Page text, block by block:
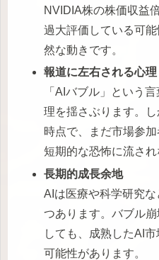
NVIDIA株の株価収益
過大評価している可
然な動きです。
報道に左右される心理
「AIバブル」という
理を揺さぶります。
時点で、まだ市場参加
短期的な恐怖に流され
長期的成長余地
AIは医療や科学研究
つあります。バブル
しても、成熟したAI
可能性があります。